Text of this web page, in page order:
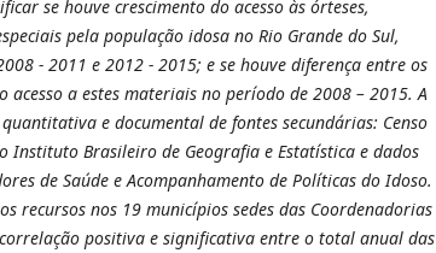
se houve crescimento do acesso às órteses,
pela população idosa no Rio Grande do Sul,
- 2011 e 2012 - 2015; e se houve diferença entre os
acesso a estes materiais no período de 2008 – 2015. A
e documental de fontes secundárias: Censo
Instituto Brasileiro de Geografia e Estatística e dados
de Saúde e Acompanhamento de Políticas do Idoso.
recursos nos 19 municípios sedes das Coordenadorias
positiva e significativa entre o total anual das